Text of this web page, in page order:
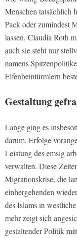
Menschen tatsächlich
Pack oder zumindest
lassen. Claudia Roth
auch sie steht nur
namens
Elfenbeintürmlern
Gestaltung
Lange ging es
darum, Erfolge
Leistung des emsig
verwalten. Diese
Migrationskrise, die
einhergehenden
des Islams in
mehr zeigt sich
gestaltender Politik